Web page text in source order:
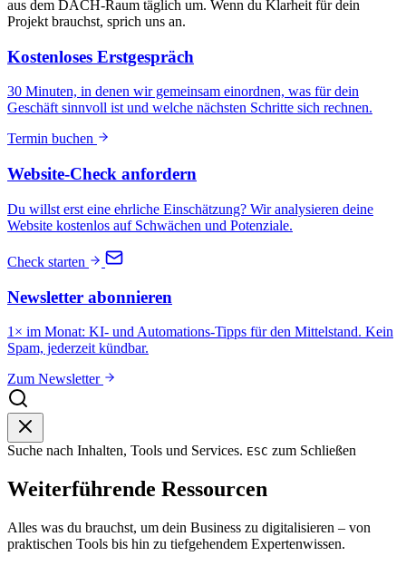
aus dem DACH-Raum täglich um. Wenn du Klarheit für dein
Projekt brauchst, sprich uns an.
Kostenloses Erstgespräch
30 Minuten, in denen wir gemeinsam einordnen, was für dein
Geschäft sinnvoll ist und welche nächsten Schritte sich rechnen.
Termin buchen
Website-Check anfordern
Du willst erst eine ehrliche Einschätzung? Wir analysieren deine
Website kostenlos auf Schwächen und Potenziale.
Check starten
Newsletter abonnieren
1× im Monat: KI- und Automations-Tipps für den Mittelstand. Kein
Spam, jederzeit kündbar.
Zum Newsletter
Suche nach Inhalten, Tools und Services. ESC zum Schließen
Weiterführende Ressourcen
Alles was du brauchst, um dein Business zu digitalisieren – von
praktischen Tools bis hin zu tiefgehendem Expertenwissen.